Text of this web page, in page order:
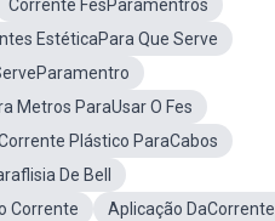
Corrente FesParamentros
EstéticaPara Que Serve
Metros ParaUsar O Fes
Plástico ParaCabos
De Bell
Corrente
Aplicação